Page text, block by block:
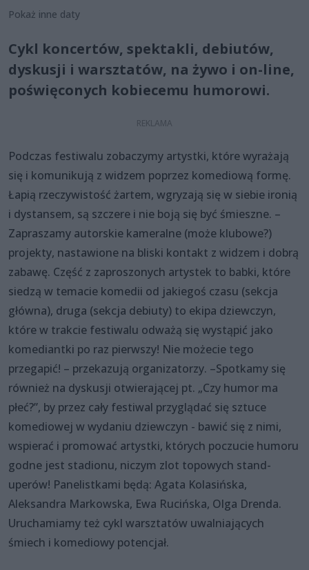
Pokaż inne daty
Cykl koncertów, spektakli, debiutów,
dyskusji i warsztatów, na żywo i on-line,
poświęconych kobiecemu humorowi.
Podczas festiwalu zobaczymy artystki, które wyrażają
się i komunikują z widzem poprzez komediową formę.
Łapią rzeczywistość żartem, wgryzają się w siebie ironią
i dystansem, są szczere i nie boją się być śmieszne. –
Zapraszamy autorskie kameralne (może klubowe?)
projekty, nastawione na bliski kontakt z widzem i dobrą
zabawę. Część z zaproszonych artystek to babki, które
siedzą w temacie komedii od jakiegoś czasu (sekcja
główna), druga (sekcja debiuty) to ekipa dziewczyn,
które w trakcie festiwalu odważą się wystąpić jako
komediantki po raz pierwszy! Nie możecie tego
przegapić! – przekazują organizatorzy. –Spotkamy się
również na dyskusji otwierającej pt. „Czy humor ma
płeć?”, by przez cały festiwal przyglądać się sztuce
komediowej w wydaniu dziewczyn - bawić się z nimi,
wspierać i promować artystki, których poczucie humoru
godne jest stadionu, niczym zlot topowych stand-
uperów! Panelistkami będą: Agata Kolasińska,
Aleksandra Markowska, Ewa Rucińska, Olga Drenda.
Uruchamiamy też cykl warsztatów uwalniających
śmiech i komediowy potencjał.